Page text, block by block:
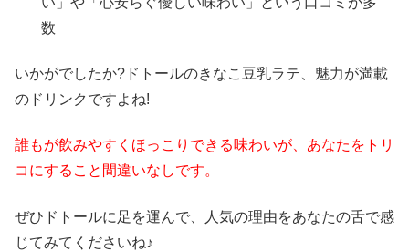
数
いかがでしたか?ドトールのきなこ豆乳ラテ、魅力が満載
のドリンクですよね!
誰もが飲みやすくほっこりできる味わいが、あなたをトリ
コにすること間違いなしです。
ぜひドトールに足を運んで、人気の理由をあなたの舌で感
じてみてくださいね♪